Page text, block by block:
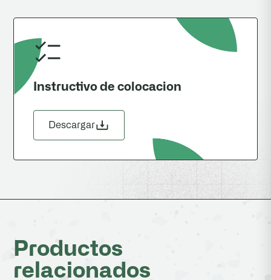
Instructivo de colocacion
Descargar
Productos
relacionados